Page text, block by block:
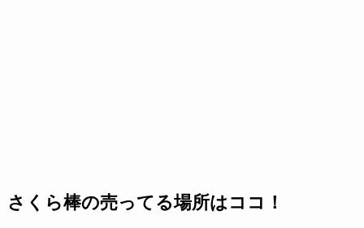
さくら棒の売ってる場所はココ！